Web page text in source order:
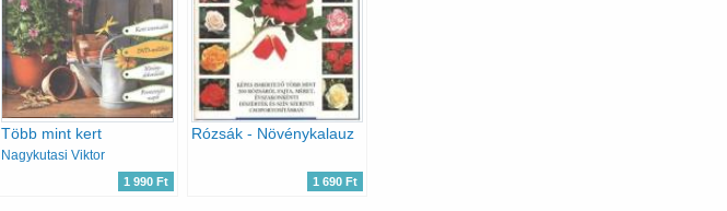
Több mint kert
Nagykutasi Viktor
1 990 Ft
Rózsák - Növénykalauz
1 690 Ft